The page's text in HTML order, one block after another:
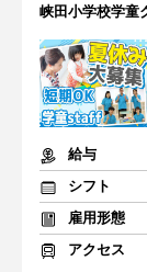
峡田小学校学童
給与
シフト
雇用形態
アクセス